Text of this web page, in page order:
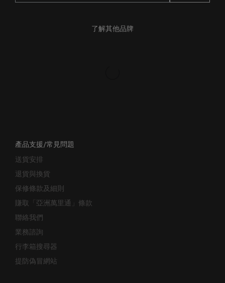
送貨安排
退貨與換貨
保修條款及細則
賺取「亞洲萬里通」條款
聯絡我們
業務諮詢
行李箱搜尋器
提防偽冒網站